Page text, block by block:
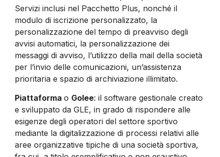
Servizi inclusi nel Pacchetto Plus, nonché il
modulo di iscrizione personalizzato, la
personalizzazione del tempo di preavviso degli
avvisi automatici, la personalizzazione dei
messaggi di avviso, l’utilizzo della mail della società
per l’invio delle comunicazioni, un’assistenza
prioritaria e spazio di archiviazione illimitato.
Piattaforma o Golee: il software gestionale creato
e sviluppato da GLE, in grado di rispondere alle
esigenze degli operatori del settore sportivo
mediante la digitalizzazione di processi relativi alle
aree organizzative tipiche di una società sportiva,